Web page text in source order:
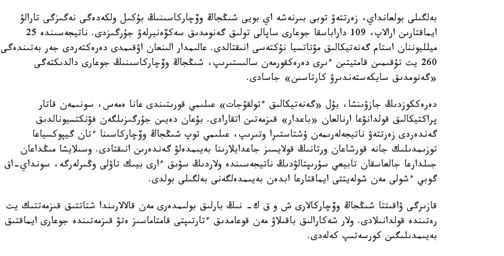
بەلگىلى بولعانداي، زەرتتەۋ توبى بىرنەشە اي بويى شىڭجاڭ وۆچاركاسىنىڭ بۇكىل ولكەدەگى نەگىزگى تارالۋ
ايماقتارىن ارالاپ، 109 داراباسقا جوعارى ساپالى تولىق گەنومدىق سەكۆەنيرلەۋ جۇرگىزدى. ناتيجەسىندە 25
ميلليوننان استام گەنەتيكالىق مۋتاتسيا نۇكتەسى انىقتالدى. عالىمدار الىنعان اۋقىمدى دەرەكتەردى جەر بەتىندەگى
260 يت تۇقىمىن قامتيتىن ءىرى دەرەكقورمەن سالىستىرىپ، شىڭجاڭ وۆچاركاسىنىڭ جوعارى دالدىكتەگى
«گەنومدىق سايكەستەندىرۋ كارتاسىن» جاسادى.
دەرەككوزدىڭ جازۋىنشا، بۇل «گەنەتيكالىق ءتولقۇجات» عىلىمي قورىتىندى عانا ەمەس، سونىمەن قاتار
پراكتيكالىق قولدانۋعا ارنالعان «باعدار» قىزمەتىن اتقارادى. بۇعان دەيىن جۇرگىزىلگەن فۋنكتسيونالدىق
گەندەردى زەرتتەۋ ناتيجەلەرىمەن ۇشتاستىرا وتىرىپ، عىلىمي توپ شىڭجاڭ وۆچاركاسىنا ءتان گيپوكسياعا
توزىمدىلىك جانە قورشاعان ورتانىڭ قولايسىز جاعدايلارىنا بەيىمدەلۋ گەندەرىن انىقتادى. وسىلايشا مىڭداعان
جىلدارعا جالعاسقان تابيعي سۇرىپتالۋدىڭ ناتيجەسىندە ولاردىڭ سۋىق ءارى بيىك تاۋلى وڭىرلەرگە، سونداي-اق
گوبي ءشولى مەن شولەيتتى ايماقتارعا ابدەن بەيىمدەلگەنى بەلگىلى بولدى.
قازىرگى ۋاقىتتا شىڭجاڭ وۆچاركالارى ش و ق ك- نىڭ بارلىق بولىمدەرى مەن قالالارىندا شتاتتىق قىزمەتتىك يت
رەتىندە قولدانىلادى. ولار شەكارالىق باقىلاۋ مەن قوعامدىق ءتارتىپتى قامتاماسىز ەتۋ قىزمەتىندە جوعارى ايماقتىق
بەيىمدىلىگىن كورسەتىپ كەلەدى.